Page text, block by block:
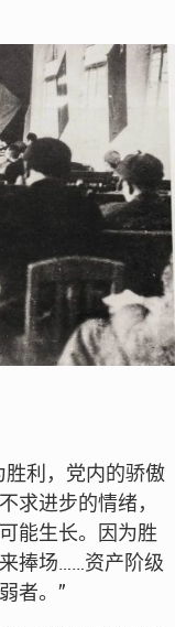
利，党内的骄傲
求进步的情绪，
能生长。因为胜
捧场……资产阶级
者。”